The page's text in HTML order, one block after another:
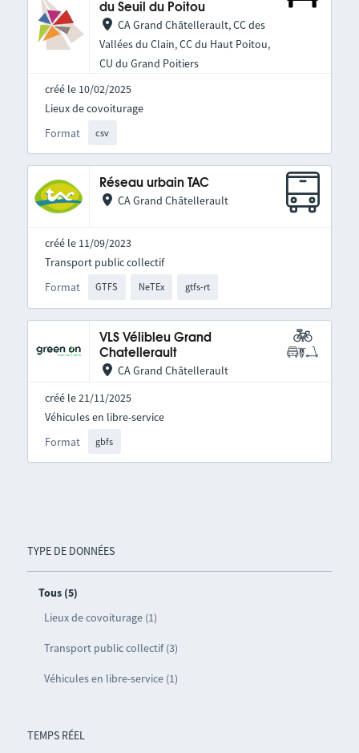
TYPE DE DONNÉES
Tous (5)
Lieux de covoiturage (1)
Transport public collectif (3)
Véhicules en libre-service (1)
TEMPS RÉEL
du Seuil du Poitou
CA Grand Châtellerault, CC des
Vallées du Clain, CC du Haut Poitou,
CU du Grand Poitiers
créé le 10/02/2025
Format csv
Lieux de covoiturage
Réseau urbain TAC
CA Grand Châtellerault
créé le 11/09/2023
Format GTFS NeTEx gtfs-rt
Transport public collectif
VLS Vélibleu Grand
Chatellerault
CA Grand Châtellerault
créé le 21/11/2025
Format gbfs
Véhicules en libre-service